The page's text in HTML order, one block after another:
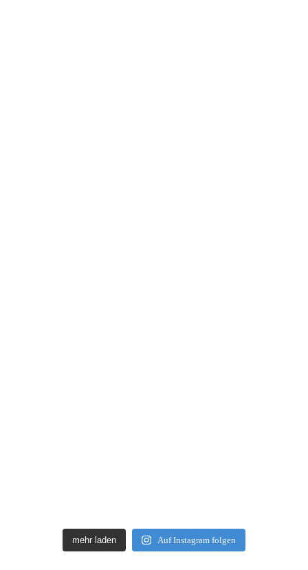
mehr laden Auf Instagram folgen